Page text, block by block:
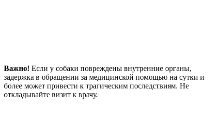
Важно! Если у собаки повреждены внутренние органы,
задержка в обращении за медицинской помощью на сутки и
более может привести к трагическим последствиям. Не
откладывайте визит к врачу.